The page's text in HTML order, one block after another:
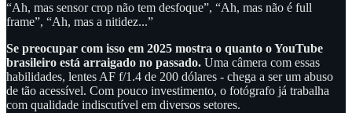
“Ah, mas sensor crop não tem desfoque”, “Ah, mas não é full
frame”, “Ah, mas a nitidez...”
Se preocupar com isso em 2025 mostra o quanto o YouTube
brasileiro está arraigado no passado. Uma câmera com essas
habilidades, lentes AF f/1.4 de 200 dólares - chega a ser um abuso
de tão acessível. Com pouco investimento, o fotógrafo já trabalha
com qualidade indiscutível em diversos setores.